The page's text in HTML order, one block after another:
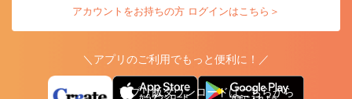
アカウントをお持ちの方 ログインはこちら＞
＼アプリのご利用でもっと便利に！／
アプリ版ダウンロードはこちらから